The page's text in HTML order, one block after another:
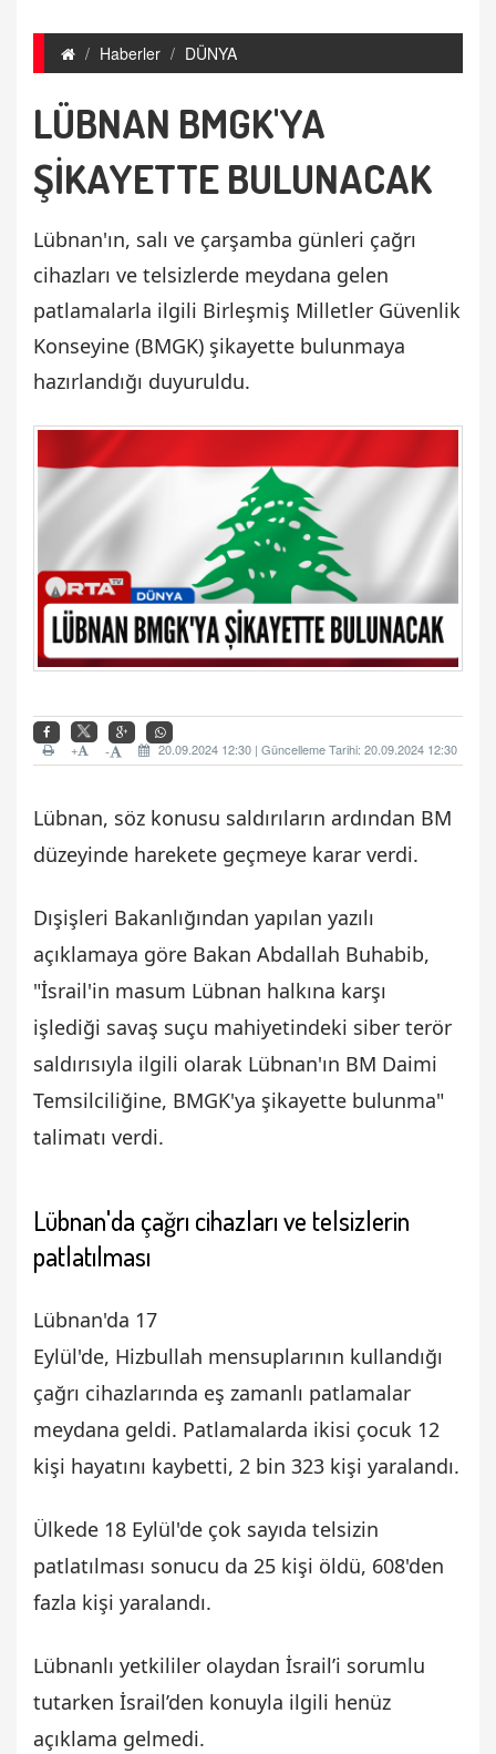
Haberler DÜNYA
LÜBNAN BMGK'YA
ŞİKAYETTE BULUNACAK
Lübnan'ın, salı ve çarşamba günleri çağrı
cihazları ve telsizlerde meydana gelen
patlamalarla ilgili Birleşmiş Milletler Güvenlik
Konseyine (BMGK) şikayette bulunmaya
hazırlandığı duyuruldu.
20.09.2024 12:30 | Güncelleme Tarihi: 20.09.2024 12:30
-
+
Lübnan, söz konusu saldırıların ardından BM
düzeyinde harekete geçmeye karar verdi.
Dışişleri Bakanlığından yapılan yazılı
açıklamaya göre Bakan Abdallah Buhabib,
"İsrail'in masum Lübnan halkına karşı
işlediği savaş suçu mahiyetindeki siber terör
saldırısıyla ilgili olarak Lübnan'ın BM Daimi
Temsilciliğine, BMGK'ya şikayette bulunma"
talimatı verdi.
Lübnan'da çağrı cihazları ve telsizlerin
patlatılması
Lübnan'da 17
Eylül'de, Hizbullah mensuplarının kullandığı
çağrı cihazlarında eş zamanlı patlamalar
meydana geldi. Patlamalarda ikisi çocuk 12
kişi hayatını kaybetti, 2 bin 323 kişi yaralandı.
Ülkede 18 Eylül'de çok sayıda telsizin
patlatılması sonucu da 25 kişi öldü, 608'den
fazla kişi yaralandı.
Lübnanlı yetkililer olaydan İsrail’i sorumlu
tutarken İsrail’den konuyla ilgili henüz
açıklama gelmedi.